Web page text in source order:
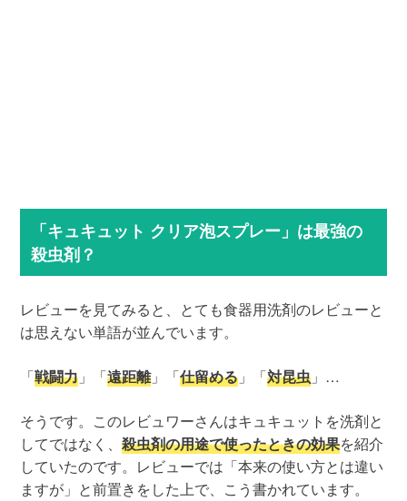
「キュキュット クリア泡スプレー」は最強の
殺虫剤？
レビューを見てみると、とても食器用洗剤のレビューと
は思えない単語が並んでいます。
「戦闘力 」「遠距離」「仕留める 」「対昆虫 」…
そうです。このレビュワーさんはキュキュットを洗剤と
してではなく、殺虫剤の用途で使ったときの効果を紹介
していたのです。レビューでは「本来の使い方とは違い
ますが」と前置きをした上で、こう書かれています。